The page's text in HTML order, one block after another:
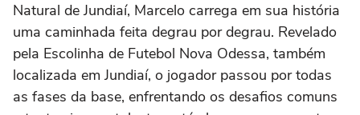
Natural de Jundiaí, Marcelo carrega em sua história
uma caminhada feita degrau por degrau. Revelado
pela Escolinha de Futebol Nova Odessa, também
localizada em Jundiaí, o jogador passou por todas
as fases da base, enfrentando os desafios comuns